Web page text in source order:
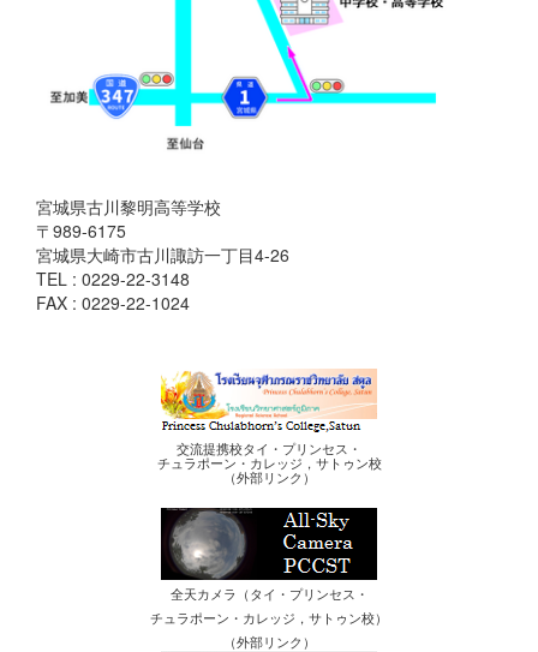
宮城県古川黎明高等学校
〒989-6175
宮城県大崎市古川諏訪一丁目4-26
TEL : 0229-22-3148
FAX : 0229-22-1024
交流提携校タイ・プリンセス・
チュラポーン・カレッジ，サトゥン校
（外部リンク）
全天カメラ（タイ・プリンセス・
チュラポーン・カレッジ，サトゥン校）
（外部リンク）